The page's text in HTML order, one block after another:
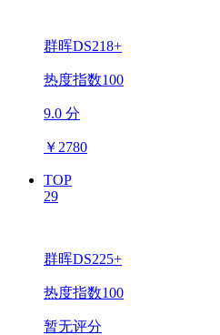
群晖DS218+
热度指数100
9.0 分
￥ 2780
TOP
29
群晖DS225+
热度指数100
暂无评分